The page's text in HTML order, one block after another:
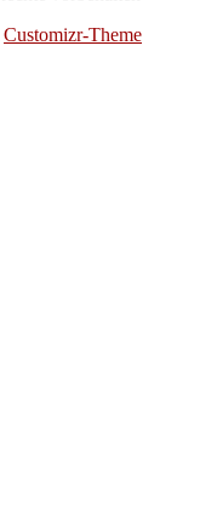
Customizr-Theme